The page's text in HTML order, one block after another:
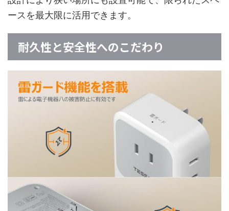
ースを最大限に活用できます。
耐久性と安全性へのこだわり